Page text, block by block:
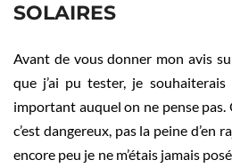
SOLAIRES
Avant de vous donner mon avis
que j’ai pu tester, je
important auquel on ne pense pas.
c’est dangereux, pas la peine d’en
encore peu je ne m’étais jamais